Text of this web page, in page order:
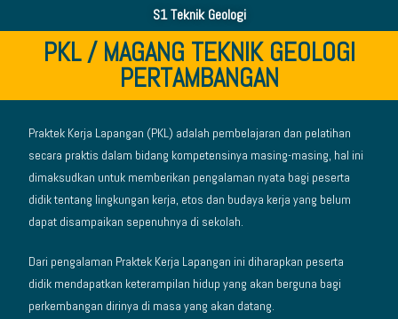
S1 Teknik Geologi
PKL / MAGANG TEKNIK GEOLOGI
PERTAMBANGAN
Praktek Kerja Lapangan (PKL) adalah pembelajaran dan pelatihan
secara praktis dalam bidang kompetensinya masing-masing, hal ini
dimaksudkan untuk memberikan pengalaman nyata bagi peserta
didik tentang lingkungan kerja, etos dan budaya kerja yang belum
dapat disampaikan sepenuhnya di sekolah.
Dari pengalaman Praktek Kerja Lapangan ini diharapkan peserta
didik mendapatkan keterampilan hidup yang akan berguna bagi
perkembangan dirinya di masa yang akan datang.